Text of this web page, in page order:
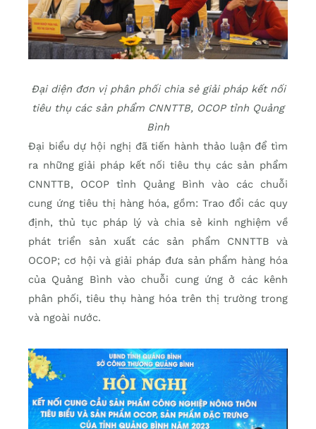
Đại diện đơn vị phân phối chia sẻ giải pháp kết nối
tiêu thụ các sản phẩm CNNTTB, OCOP tỉnh Quảng
Bình
Đại biểu dự hội nghị đã tiến hành thảo luận để tìm
ra những giải pháp kết nối tiêu thụ các sản phẩm
CNNTTB, OCOP tỉnh Quảng Bình vào các chuỗi
cung ứng tiêu thị hàng hóa, gồm: Trao đổi các quy
định, thủ tục pháp lý và chia sẻ kinh nghiệm về
phát triển sản xuất các sản phẩm CNNTTB và
OCOP; cơ hội và giải pháp đưa sản phẩm hàng hóa
của Quảng Bình vào chuỗi cung ứng ở các kênh
phân phối, tiêu thụ hàng hóa trên thị trường trong
và ngoài nước.